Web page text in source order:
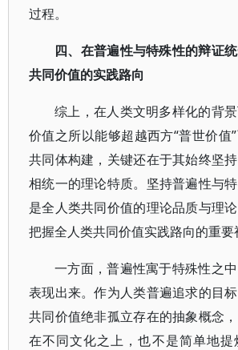
过程。
四、在普遍性与特殊性的辩证
共同价值的实践路向
综上，在人类文明多样化的背
价值之所以能够超越西方“普世价值
共同体构建，关键还在于其始终坚
相统一的理论特质。坚持普遍性与
是全人类共同价值的理论品质与理
把握全人类共同价值实践路向的重要
一方面，普遍性寓于特殊性之
表现出来。作为人类普遍追求的目
共同价值绝非孤立存在的抽象概念
在不同文化之上，也不是简单地提